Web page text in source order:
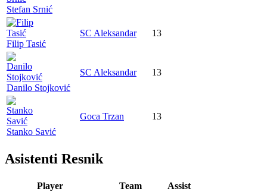
Stefan Srnić
Filip Tasić
SC Aleksandar 13
Danilo Stojković
SC Aleksandar 13
Stanko Savić
Goca Trzan 13
Asistenti Resnik
Player Team Assist